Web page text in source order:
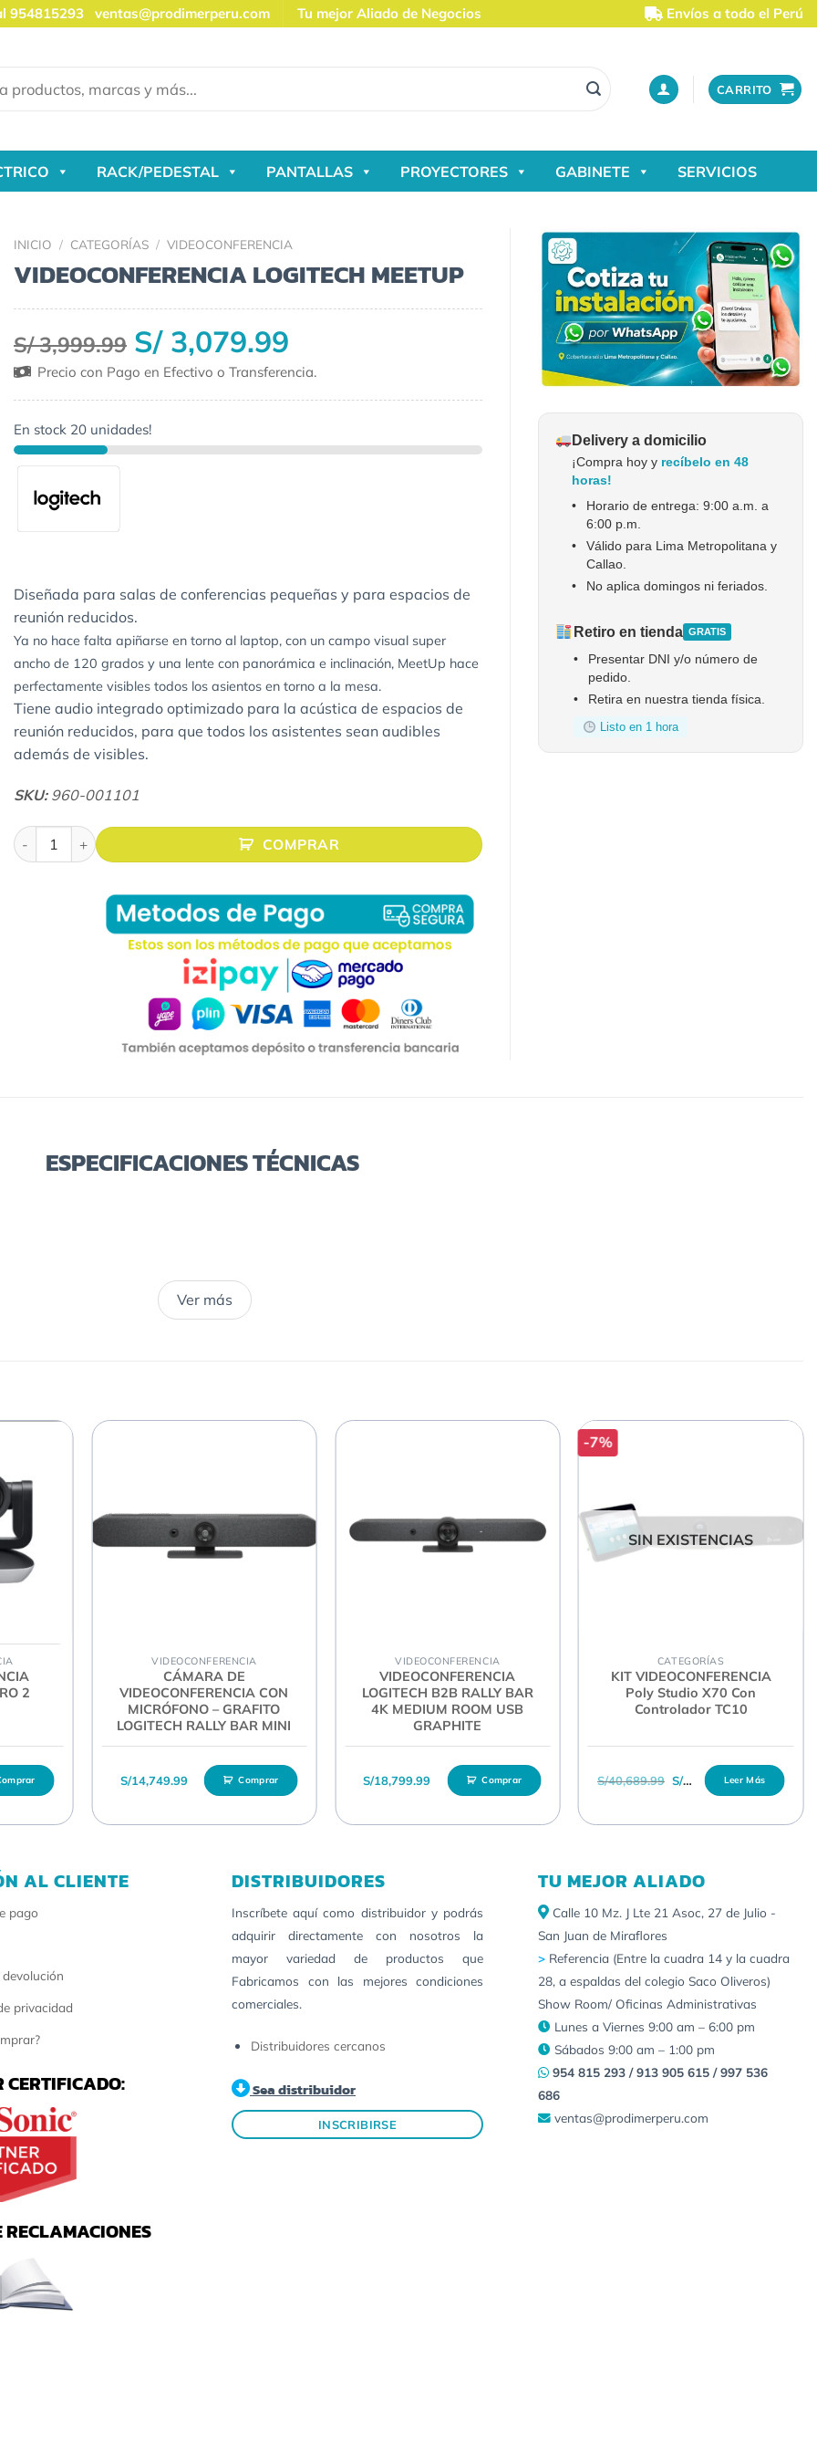
954815293ventas@prodimerperu.com Tu mejor Aliado de Negocios Envíos a todo el Perú
CARRITO
RACK/PEDESTAL PANTALLAS PROYECTORES GABINETE SERVICIOS
INICIO / CATEGORÍAS / VIDEOCONFERENCIA
VIDEOCONFERENCIA LOGITECH MEETUP
S/ 3,999.99 S/ 3,079.99
Precio con Pago en Efectivo o Transferencia.
En stock 20 unidades!
Diseñada para salas de conferencias pequeñas y para espacios de
reunión reducidos.
Ya no hace falta apiñarse en torno al laptop, con un campo visual super
ancho de 120 grados y una lente con panorámica e inclinación, MeetUp hace
perfectamente visibles todos los asientos en torno a la mesa.
Tiene audio integrado optimizado para la acústica de espacios de
reunión reducidos, para que todos los asistentes sean audibles
además de visibles.
SKU: 960-001101
VIDEOCONFERENCIA LOGITECH MEETUP cantidad
COMPRAR
Delivery a domicilio
¡Compra hoy y recíbelo en 48
horas!
•
Horario de entrega: 9:00 a.m. a
6:00 p.m.
•
Válido para Lima Metropolitana y
Callao.
•
No aplica domingos ni feriados.
Retiro en tienda GRATIS
•
Presentar DNI y/o número de
pedido.
•
Retira en nuestra tienda física.
Listo en 1 hora
ESPECIFICACIONES TÉCNICAS
e inclinación (+/- 15°) robotizadas
163° (an) x 110° (al)
fps con un cable USB 3.0 suministrado por el cliente)
a 30 fps)
fps)
Ver más
2
era: S/2,999.99.
precio actual es: S/2,589.99.
VIDEOCONFERENCIA
CÁMARA DE
VIDEOCONFERENCIA CON
MICRÓFONO – GRAFITO
LOGITECH RALLY BAR MINI
S/14,749.99 Comprar
VIDEOCONFERENCIA
VIDEOCONFERENCIA
LOGITECH B2B RALLY BAR
4K MEDIUM ROOM USB
GRAPHITE
S/18,799.99 Comprar
-7%
SIN EXISTENCIAS
CATEGORÍAS
KIT VIDEOCONFERENCIA
Poly Studio X70 Con
Controlador TC10
S/40,689.99 El precio original era: S/
S/37,779.99El precio
Leer Más
AL CLIENTE
pago
privacidad
CERTIFICADO:
RECLAMACIONES
DISTRIBUIDORES
Inscríbete aquí como distribuidor y podrás
adquirir directamente con nosotros la
mayor variedad de productos que
Fabricamos con las mejores condiciones
comerciales.
Distribuidores cercanos
Sea distribuidor
INSCRIBIRSE
TU MEJOR ALIADO
Calle 10 Mz. J Lte 21 Asoc, 27 de Julio -
San Juan de Miraflores
> Referencia (Entre la cuadra 14 y la cuadra
28, a espaldas del colegio Saco Oliveros)
Show Room/ Oficinas Administrativas
Lunes a Viernes 9:00 am – 6:00 pm
Sábados 9:00 am – 1:00 pm
954 815 293 / 913 905 615 / 997 536
686
ventas@prodimerperu.com